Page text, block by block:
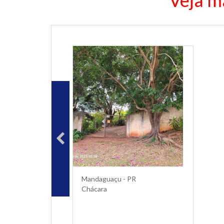
Mandaguaçu - PR
Chácara